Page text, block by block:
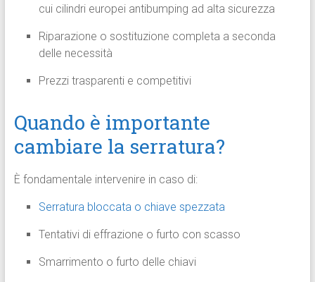
cui cilindri europei antibumping ad alta sicurezza
Riparazione o sostituzione completa a seconda
delle necessità
Prezzi trasparenti e competitivi
Quando è importante
cambiare la serratura?
È fondamentale intervenire in caso di:
Serratura bloccata o chiave spezzata
Tentativi di effrazione o furto con scasso
Smarrimento o furto delle chiavi